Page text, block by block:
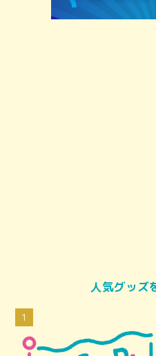
人気グッズ